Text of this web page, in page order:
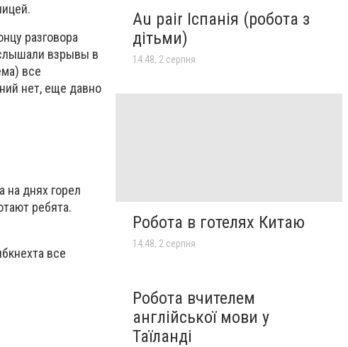
разговора
взрывы в
все
нет, еще давно
на днях горел
ребята.
все
Au pair Іспанія (робота з
дітьми)
14:48, 2 серпня
Робота в готелях Китаю
14:48, 2 серпня
Робота вчителем
англійської мови у
Таїланді